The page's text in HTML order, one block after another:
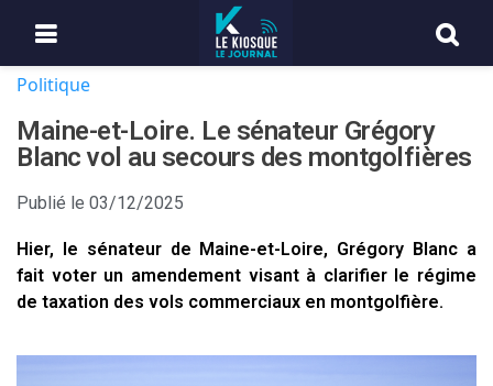
Politique
Maine-et-Loire. Le sénateur Grégory
Blanc vol au secours des montgolfières
Publié le 03/12/2025
Hier, le sénateur de Maine-et-Loire, Grégory Blanc a
fait voter un amendement visant à clarifier le régime
de taxation des vols commerciaux en montgolfière.